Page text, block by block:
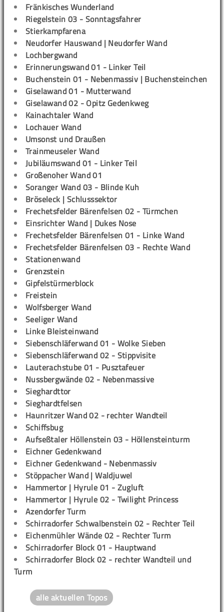
Fränkisches Wunderland
Riegelstein 03 - Sonntagsfahrer
Stierkampfarena
Neudorfer Hauswand | Neudorfer Wand
Lochbergwand
Erinnerungswand 01 - Linker Teil
Buchenstein 01 - Nebenmassiv | Buchensteinchen
Giselawand 01 - Mutterwand
Giselawand 02 - Opitz Gedenkweg
Kainachtaler Wand
Lochauer Wand
Umsonst und Draußen
Trainmeuseler Wand
Jubiläumswand 01 - Linker Teil
Großenoher Wand 01
Soranger Wand 03 - Blinde Kuh
Bröseleck | Schlusssektor
Frechetsfelder Bärenfelsen 02 - Türmchen
Einsrichter Wand | Dukes Nose
Frechetsfelder Bärenfelsen 01 - Linke Wand
Frechetsfelder Bärenfelsen 03 - Rechte Wand
Stationenwand
Grenzstein
Gipfelstürmerblock
Freistein
Wolfsberger Wand
Seeliger Wand
Linke Bleisteinwand
Siebenschläferwand 01 - Wolke Sieben
Siebenschläferwand 02 - Stippvisite
Lauterachstube 01 - Pusztafeuer
Nussbergwände 02 - Nebenmassive
Sieghardttor
Sieghardtfelsen
Haunritzer Wand 02 - rechter Wandteil
Schiffsbug
Aufseßtaler Höllenstein 03 - Höllensteinturm
Eichner Gedenkwand
Eichner Gedenkwand - Nebenmassiv
Stöppacher Wand | Waldjuwel
Hammertor | Hyrule 01 - Zugluft
Hammertor | Hyrule 02 - Twilight Princess
Azendorfer Turm
Schirradorfer Schwalbenstein 02 - Rechter Teil
Eichenmühler Wände 02 - Rechter Turm
Schirradorfer Block 01 - Hauptwand
Schirradorfer Block 02 - rechter Wandteil und
Turm
alle aktuellen Topos